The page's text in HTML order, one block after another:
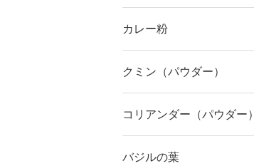
カレー粉
クミン（パウダー）
コリアンダー（パウダー）
バジルの葉